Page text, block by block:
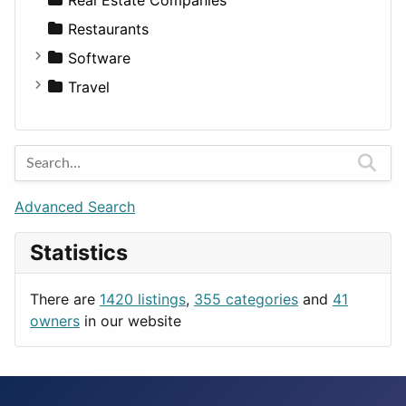
Transportation
Wagon
Disorders and Conditions
Fitness
Medicine
Factories
For Rent
Houses
Restaurants
Software
Business Tools
Entertainment
Games
Lifestyle
News & Weather
Productivity
Travel
Barcelona
Berlin
Budapest
London
Paris
Rome
Advanced Search
Statistics
There are 1420 listings, 355 categories and 41
owners in our website